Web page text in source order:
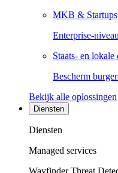
MKB & Startups
Enterprise-
Staats- en lokale
Bescherm
Bekijk alle oplossingen
Diensten
Diensten
Managed services
Wayfinder Threat